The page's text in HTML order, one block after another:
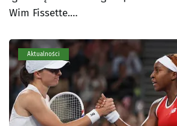
Wim Fissette.…
Aktualności